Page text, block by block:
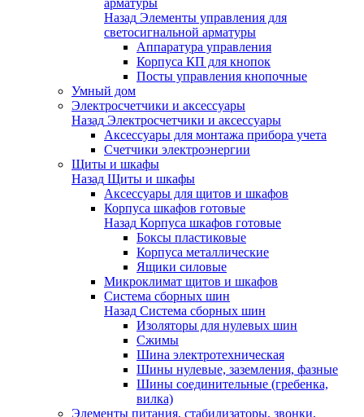
арматуры
Назад Элементы управления для
светосигнальной арматуры
Аппаратура управления
Корпуса КП для кнопок
Посты управления кнопочные
Умный дом
Электросчетчики и аксессуары
Назад Электросчетчики и аксессуары
Аксессуары для монтажа прибора учета
Счетчики электроэнергии
Щиты и шкафы
Назад Щиты и шкафы
Аксессуары для щитов и шкафов
Корпуса шкафов готовые
Назад Корпуса шкафов готовые
Боксы пластиковые
Корпуса металлические
Ящики силовые
Микроклимат щитов и шкафов
Система сборных шин
Назад Система сборных шин
Изоляторы для нулевых шин
Сжимы
Шина электротехническая
Шины нулевые, заземления, фазные
Шины соединительные (гребенка,
вилка)
Элементы питания, стабилизаторы, звонки,